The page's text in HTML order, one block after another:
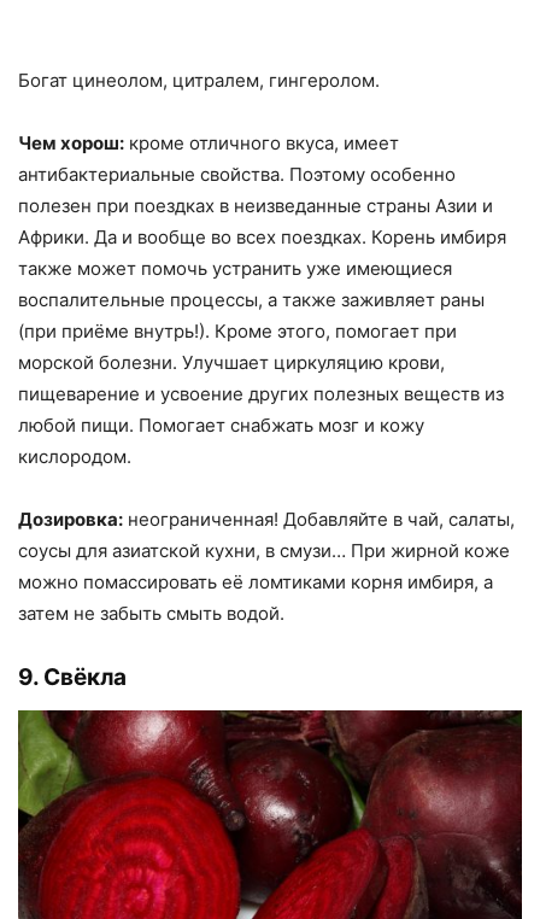
Богат цинеолом, цитралем, гингеролом.
Чем хорош: кроме отличного вкуса, имеет
антибактериальные свойства. Поэтому особенно
полезен при поездках в неизведанные страны Азии и
Африки. Да и вообще во всех поездках. Корень имбиря
также может помочь устранить уже имеющиеся
воспалительные процессы, а также заживляет раны
(при приёме внутрь!). Кроме этого, помогает при
морской болезни. Улучшает циркуляцию крови,
пищеварение и усвоение других полезных веществ из
любой пищи. Помогает снабжать мозг и кожу
кислородом.
Дозировка: неограниченная! Добавляйте в чай, салаты,
соусы для азиатской кухни, в смузи… При жирной коже
можно помассировать её ломтиками корня имбиря, а
затем не забыть смыть водой.
9. Свёкла